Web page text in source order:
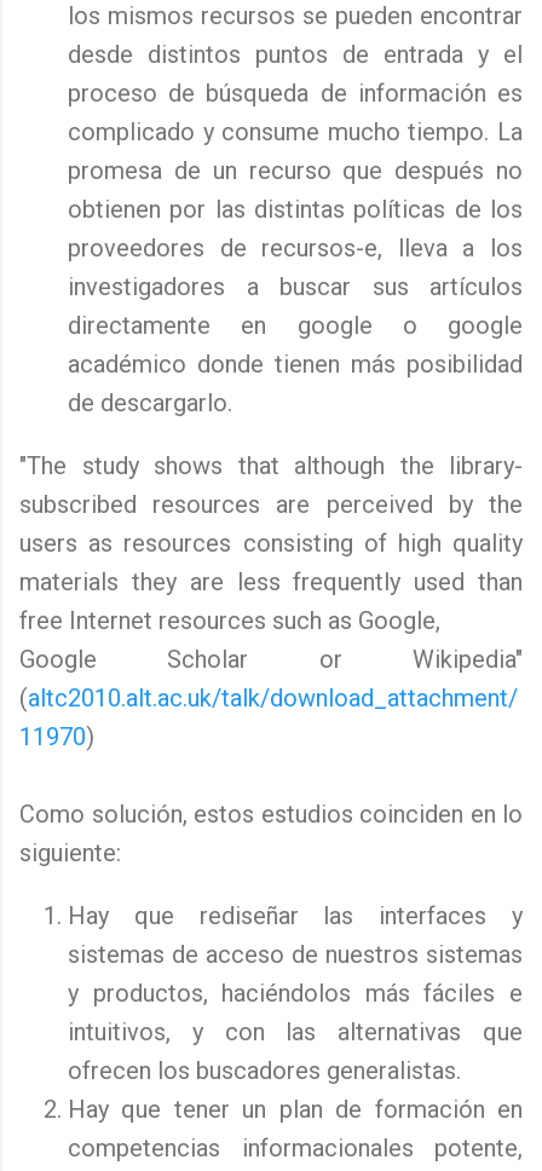
los mismos recursos se pueden encontrar
desde distintos puntos de entrada y el
proceso de búsqueda de información es
complicado y consume mucho tiempo. La
promesa de un recurso que después no
obtienen por las distintas políticas de los
proveedores de recursos-e, lleva a los
investigadores a buscar sus artículos
directamente en google o google
académico donde tienen más posibilidad
de descargarlo.
"The study shows that although the library-
subscribed resources are perceived by the
users as resources consisting of high quality
materials they are less frequently used than
free Internet resources such as Google,
Google Scholar or Wikipedia"
(altc2010.alt.ac.uk/talk/download_attachment/
11970)
Como solución, estos estudios coinciden en lo
siguiente:
Hay que rediseñar las interfaces y
sistemas de acceso de nuestros sistemas
y productos, haciéndolos más fáciles e
intuitivos, y con las alternativas que
ofrecen los buscadores generalistas.
Hay que tener un plan de formación en
competencias informacionales potente,